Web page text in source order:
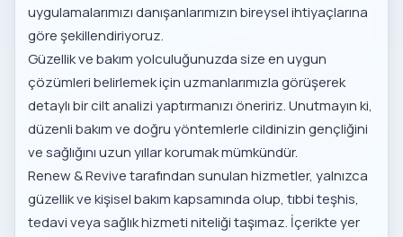
uygulamalarımızı danışanlarımızın bireysel ihtiyaçlarına
göre şekillendiriyoruz.
Güzellik ve bakım yolculuğunuzda size en uygun
çözümleri belirlemek için uzmanlarımızla görüşerek
detaylı bir cilt analizi yaptırmanızı öneririz. Unutmayın ki,
düzenli bakım ve doğru yöntemlerle cildinizin gençliğini
ve sağlığını uzun yıllar korumak mümkündür.
Renew & Revive tarafından sunulan hizmetler, yalnızca
güzellik ve kişisel bakım kapsamında olup, tıbbi teşhis,
tedavi veya sağlık hizmeti niteliği taşımaz. İçerikte yer